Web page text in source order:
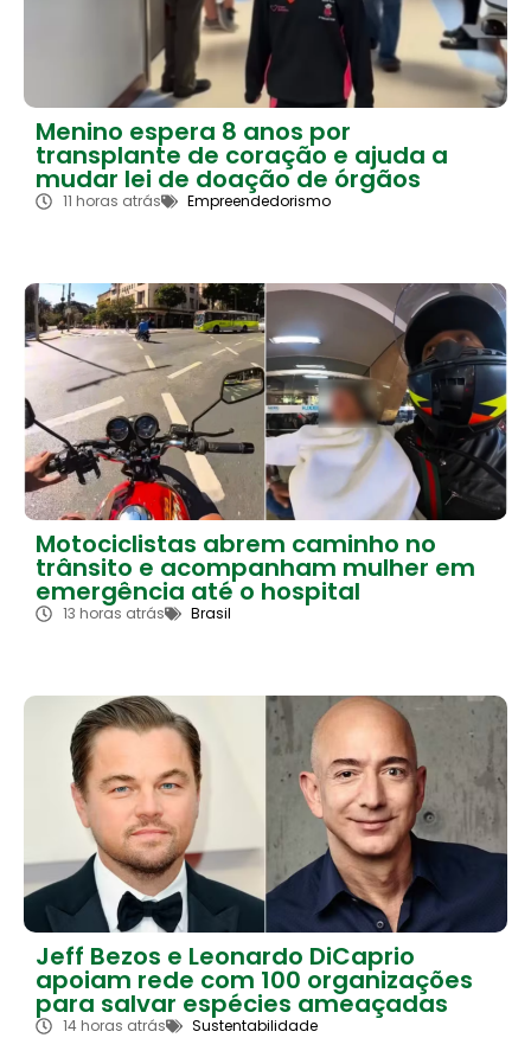
Menino espera 8 anos por
transplante de coração e ajuda a
mudar lei de doação de órgãos
11 horas atrás Empreendedorismo
Motociclistas abrem caminho no
trânsito e acompanham mulher em
emergência até o hospital
13 horas atrás Brasil
Jeff Bezos e Leonardo DiCaprio
apoiam rede com 100 organizações
para salvar espécies ameaçadas
14 horas atrás Sustentabilidade